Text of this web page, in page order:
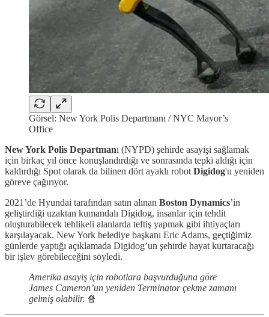
Görsel: New York Polis Departmanı / NYC Mayor’s
Office
New York Polis Departmanı (NYPD) şehirde asayişi sağlamak
için birkaç yıl önce konuşlandırdığı ve sonrasında tepki aldığı için
kaldırdığı Spot olarak da bilinen dört ayaklı robot Digidog'u yeniden
göreve çağırıyor.
2021’de Hyundai tarafından satın alınan Boston Dynamics’in
geliştirdiği uzaktan kumandalı Digidog, insanlar için tehdit
oluşturabilecek tehlikeli alanlarda teftiş yapmak gibi ihtiyaçları
karşılayacak. New York belediye başkanı Eric Adams, geçtiğimiz
günlerde yaptığı açıklamada Digidog’un şehirde hayat kurtaracağı
bir işlev görebileceğini söyledi.
Amerika asayiş için robotlara başvurduğuna göre
James Cameron’un yeniden Terminator çekme zamanı
gelmiş olabilir. 🍿